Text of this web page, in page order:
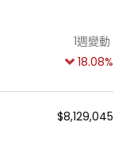
1週變動
18.08%
$8,129,045